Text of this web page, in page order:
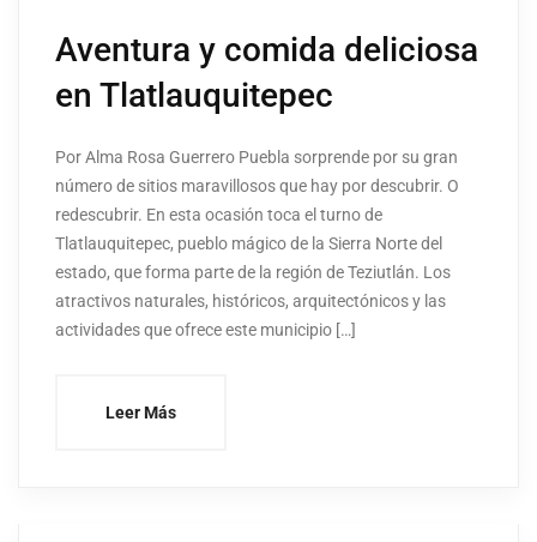
Aventura y comida deliciosa
en Tlatlauquitepec
Por Alma Rosa Guerrero Puebla sorprende por su gran
número de sitios maravillosos que hay por descubrir. O
redescubrir. En esta ocasión toca el turno de
Tlatlauquitepec, pueblo mágico de la Sierra Norte del
estado, que forma parte de la región de Teziutlán. Los
atractivos naturales, históricos, arquitectónicos y las
actividades que ofrece este municipio […]
Leer Más